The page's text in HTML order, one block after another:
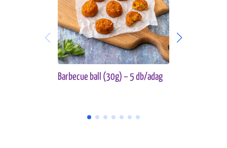
Barbecue ball (30g) – 5 db/adag